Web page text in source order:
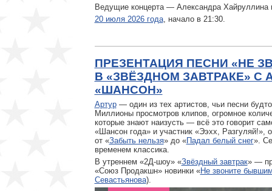
Ведущие концерта — Александра
20 июля 2026 года, начало в 21:30.
ПРЕЗЕНТАЦИЯ ПЕСНИ «НЕ
В «ЗВЁЗДНОМ ЗАВТРАКЕ» С
«ШАНСОН»
Артур— один из тех артистов, чьи песни
Миллионы просмотров клипов, огромное
которые знают наизусть — всё это говорит
«Шансон года» и участник «Ээхх,
от «Забыть нельзя» до «Падал белый снег».
временем классика.
В утреннем «2Д-шоу» «Звёздный завтрак» —
«Союз Продакшн» новинки «Не звоните
Севастьянова).